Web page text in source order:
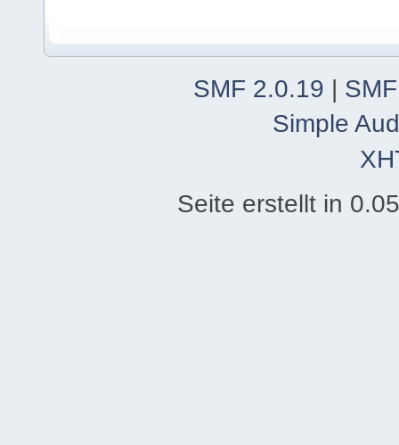
SMF 2.0.19 |
Simple
Seite erstellt in